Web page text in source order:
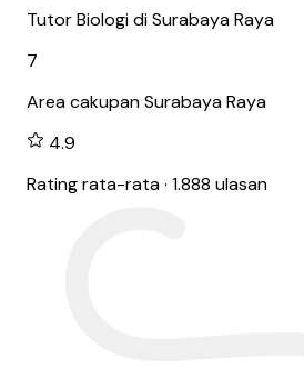
Tutor Biologi di Surabaya Raya
7
Area cakupan Surabaya Raya
4.9
Rating rata-rata · 1.888 ulasan